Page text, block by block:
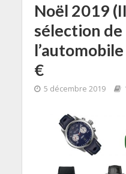
Noël 2019
sélection de
€
5 décembre 2019